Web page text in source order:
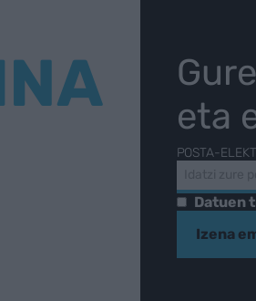
eta
POSTA-
Datuen
Izena